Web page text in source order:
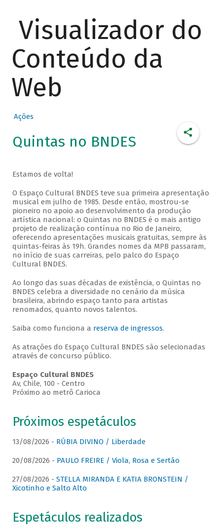
Visualizador do
Conteúdo da
Web
Ações
Quintas no BNDES
Estamos de volta!
O Espaço Cultural BNDES teve sua primeira apresentação
musical em julho de 1985. Desde então, mostrou-se
pioneiro no apoio ao desenvolvimento da produção
artística nacional: o Quintas no BNDES é o mais antigo
projeto de realização contínua no Rio de Janeiro,
oferecendo apresentações musicais gratuitas, sempre às
quintas-feiras às 19h. Grandes nomes da MPB passaram,
no início de suas carreiras, pelo palco do Espaço
Cultural BNDES.
Ao longo das suas décadas de existência, o Quintas no
BNDES celebra a diversidade no cenário da música
brasileira, abrindo espaço tanto para artistas
renomados, quanto novos talentos.
Saiba como funciona a reserva de ingressos.
As atrações do Espaço Cultural BNDES são selecionadas
através de concurso público.
Espaço Cultural BNDES
Av, Chile, 100 - Centro
Próximo ao metrô Carioca
Próximos espetáculos
13/08/2026 - RÚBIA DIVINO / Liberdade
20/08/2026 - PAULO FREIRE / Viola, Rosa e Sertão
27/08/2026 - STELLA MIRANDA E KATIA BRONSTEIN /
Xicotinho e Salto Alto
Espetáculos realizados